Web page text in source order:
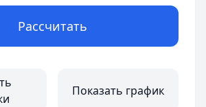
г.
за пару минут, все
Рассчитать
Показать график